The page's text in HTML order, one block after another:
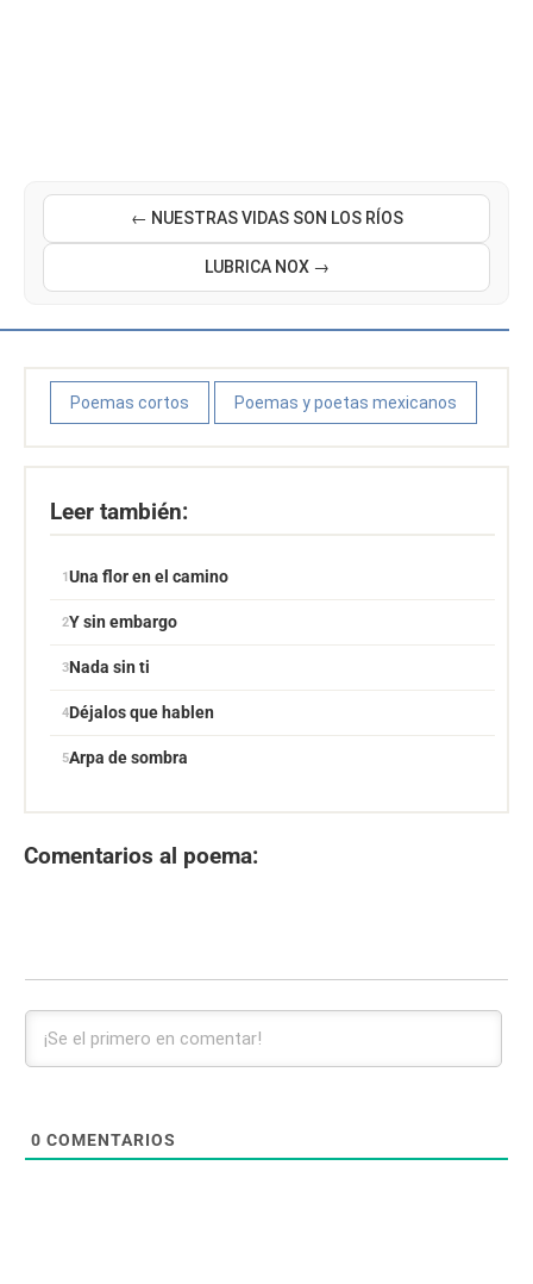
← NUESTRAS VIDAS SON LOS RÍOS
LUBRICA NOX →
Poemas cortos Poemas y poetas mexicanos
Leer también:
Una flor en el camino
Y sin embargo
Nada sin ti
Déjalos que hablen
Arpa de sombra
Comentarios al poema:
0 COMENTARIOS